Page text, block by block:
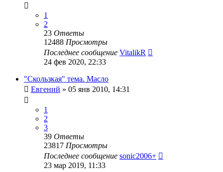
1
2
23 Ответы
12488 Просмотры
Последнее сообщение VitalikR
24 фев 2020, 22:33
"Скользкая" тема. Масло
Евгений » 05 янв 2010, 14:31
1
2
3
39 Ответы
23817 Просмотры
Последнее сообщение sonic2006+
23 мар 2019, 11:33